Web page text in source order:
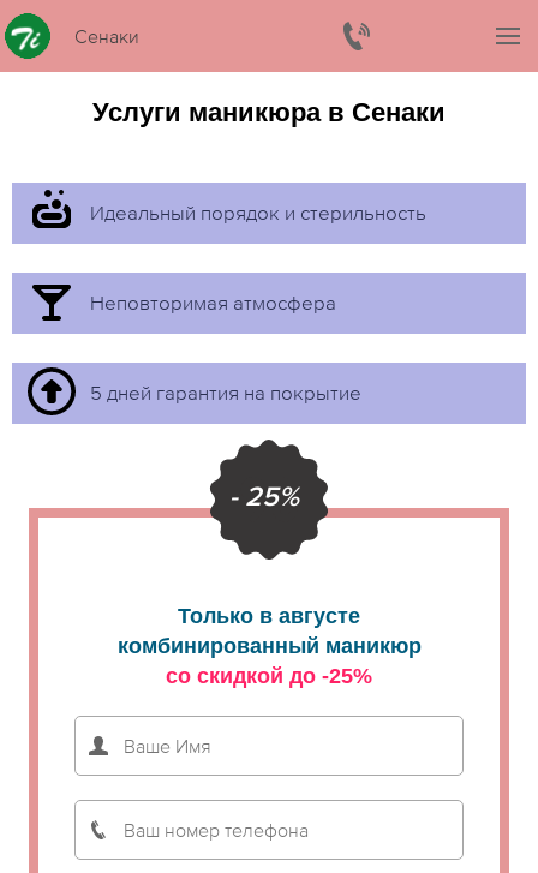
Сенаки
Услуги маникюра в Сенаки
Идеальный порядок и стерильность
Неповторимая атмосфера
5 дней гарантия на покрытие
- 25%
Только в августе
комбинированный маникюр
со скидкой до -25%